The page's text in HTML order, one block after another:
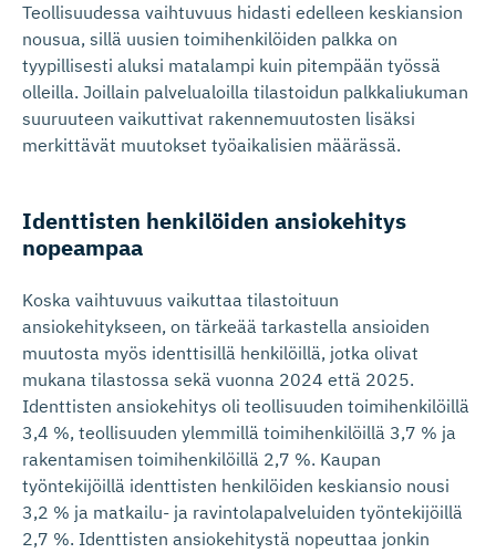
Teollisuudessa vaihtuvuus hidasti edelleen keskiansion
nousua, sillä uusien toimihenkilöiden palkka on
tyypillisesti aluksi matalampi kuin pitempään työssä
olleilla. Joillain palvelualoilla tilastoidun palkkaliukuman
suuruuteen vaikuttivat rakennemuutosten lisäksi
merkittävät muutokset työaikalisien määrässä.
Identtisten henkilöiden ansiokehitys
nopeampaa
Koska vaihtuvuus vaikuttaa tilastoituun
ansiokehitykseen, on tärkeää tarkastella ansioiden
muutosta myös identtisillä henkilöillä, jotka olivat
mukana tilastossa sekä vuonna 2024 että 2025.
Identtisten ansiokehitys oli teollisuuden toimihenkilöillä
3,4 %, teollisuuden ylemmillä toimihenkilöillä 3,7 % ja
rakentamisen toimihenkilöillä 2,7 %. Kaupan
työntekijöillä identtisten henkilöiden keskiansio nousi
3,2 % ja matkailu- ja ravintolapalveluiden työntekijöillä
2,7 %. Identtisten ansiokehitystä nopeuttaa jonkin